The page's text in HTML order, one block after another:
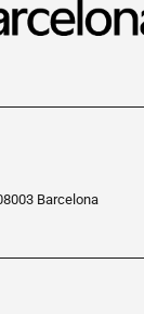
Barcelona